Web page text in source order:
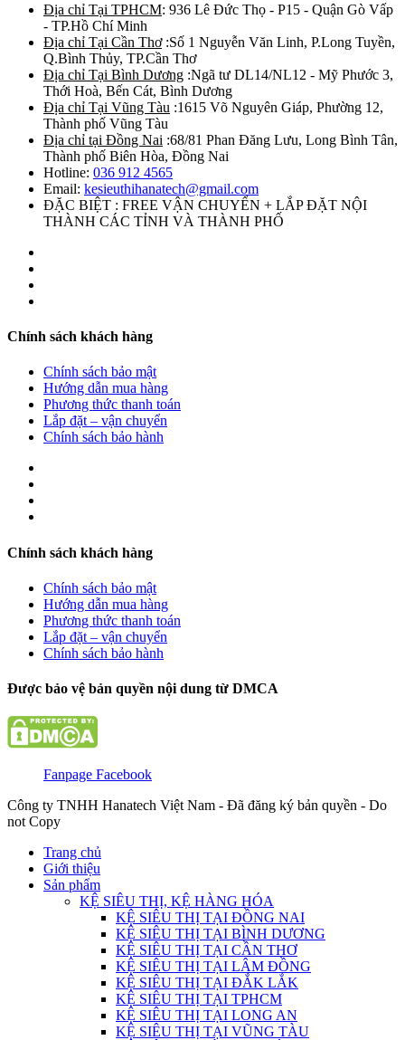
Địa chỉ Tại TPHCM: 936 Lê Đức Thọ - P15 - Quận Gò Vấp
- TP.Hồ Chí Minh
Địa chỉ Tại Cần Thơ:Số 1 Nguyễn Văn Linh, P.Long Tuyền,
Q.Bình Thủy, TP.Cần Thơ
Địa chỉ Tại Bình Dương :Ngã tư DL14/NL12 - Mỹ Phước 3,
Thới Hoà, Bến Cát, Bình Dương
Địa chỉ Tại Vũng Tàu :1615 Võ Nguyên Giáp, Phường 12,
Thành phố Vũng Tàu
Địa chỉ tại Đồng Nai :68/81 Phan Đăng Lưu, Long Bình Tân,
Thành phố Biên Hòa, Đồng Nai
Hotline: 036 912 4565
Email: kesieuthihanatech@gmail.com
ĐẶC BIỆT : FREE VẬN CHUYỂN + LẮP ĐẶT NỘI
THÀNH CÁC TỈNH VÀ THÀNH PHỐ
Chính sách khách hàng
Chính sách bảo mật
Hướng dẫn mua hàng
Phương thức thanh toán
Lắp đặt – vận chuyển
Chính sách bảo hành
Chính sách khách hàng
Chính sách bảo mật
Hướng dẫn mua hàng
Phương thức thanh toán
Lắp đặt – vận chuyển
Chính sách bảo hành
Được bảo vệ bản quyền nội dung từ DMCA
Fanpage Facebook
Công ty TNHH Hanatech Việt Nam - Đã đăng ký bản quyền - Do
not Copy
Trang chủ
Giới thiệu
Sản phẩm
KỆ SIÊU THỊ, KỆ HÀNG HÓA
KỆ SIÊU THỊ TẠI ĐỒNG NAI
KỆ SIÊU THỊ TẠI BÌNH DƯƠNG
KỆ SIÊU THỊ TẠI CẦN THƠ
KỆ SIÊU THỊ TẠI LÂM ĐỒNG
KỆ SIÊU THỊ TẠI ĐẮK LẮK
KỆ SIÊU THỊ TẠI TPHCM
KỆ SIÊU THỊ TẠI LONG AN
KỆ SIÊU THỊ TẠI VŨNG TÀU